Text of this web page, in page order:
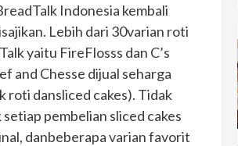
Indonesia kembali
Lebih dari 30varian roti
yaitu FireFlosss dan C’s
and Chesse dijual seharga
roti dansliced cakes). Tidak
pembelian sliced cakes
danbeberapa varian favorit